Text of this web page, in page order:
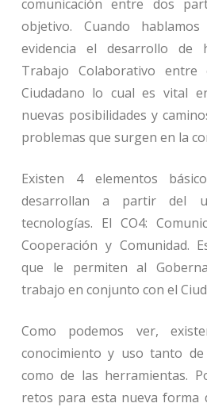
comunicación entre dos
objetivo. Cuando
evidencia el desarrollo de
Trabajo Colaborativo
Ciudadano lo cual es vital
nuevas posibilidades y
problemas que surgen en la
Existen 4 elementos
desarrollan a partir del
tecnologías. El CO4:
Cooperación y Comunidad.
que le permiten al
trabajo en conjunto con el
Como podemos ver,
conocimiento y uso tanto de
como de las herramientas.
retos para esta nueva forma